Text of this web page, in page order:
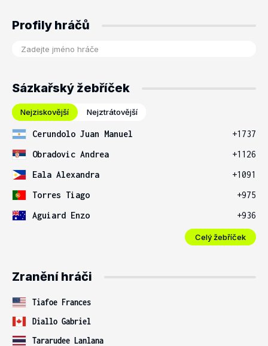
Profily hráčů
Sázkařský žebříček
Nejziskovější Nejztrátovější
Cerundolo Juan Manuel
+1737
Obradovic Andrea
+1126
Eala Alexandra
+1091
Torres Tiago
+975
Aguiard Enzo
+936
Celý žebříček
Zranění hráči
Tiafoe Frances
Diallo Gabriel
Tararudee Lanlana